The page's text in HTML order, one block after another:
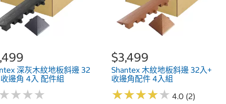
深灰木紋地板斜邊 32
收邊角 4入 配件組
★★★★
★★★★
$3,499
Shantex 木紋地板斜邊 32入+
收邊角配件 4入組
★★★★★
★★★★★ 4.0 (2)